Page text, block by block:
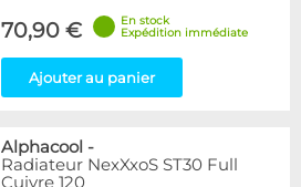
70,90 €
En stock
Expédition immédiate
Ajouter au panier
Alphacool -
Radiateur NexXxoS ST30 Full
Cuivre 120